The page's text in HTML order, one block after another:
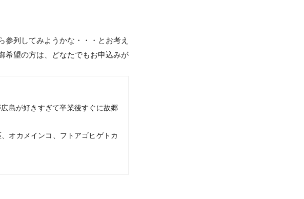
列してみようかな・・・とお考え
希望の方は、どなたでもお申込みが
島が好きすぎて卒業後すぐに故郷
オカメインコ、フトアゴヒゲトカ